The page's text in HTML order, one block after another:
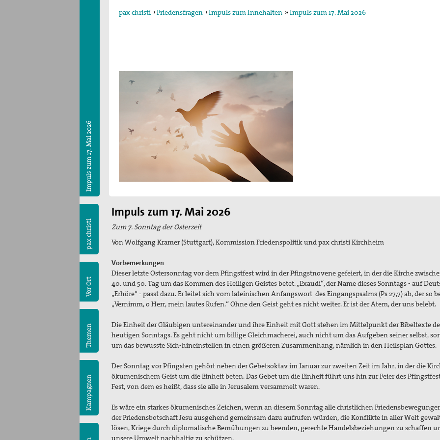
pax christi ›Friedensfragen ›Impuls zum Innehalten »Impuls zum 17. Mai 2026
Impuls zum 17. Mai 2026
pax christi
Vor Ort
Themen
Kampagnen
Impuls zum 17. Mai 2026
Zum 7. Sonntag der Osterzeit
Von Wolfgang Kramer (Stuttgart), Kommission Friedenspolitik und pax christi Kirchheim
Vorbemerkungen
Dieser letzte Ostersonntag vor dem Pfingstfest wird in der Pfingstnovene gefeiert, in der die Kirche
40. und 50. Tag um das Kommen des Heiligen Geistes betet. „Exaudi“, der Name dieses Sonntags - auf
„Erhöre“ - passt dazu. Er leitet sich vom lateinischen Anfangswort des Eingangspsalms (Ps 27,7) ab, der so
„Vernimm, o Herr, mein lautes Rufen.“ Ohne den Geist geht es nicht weiter. Er ist der Atem, der uns belebt.
Die Einheit der Gläubigen untereinander und ihre Einheit mit Gott stehen im Mittelpunkt der Bibeltexte
heutigen Sonntags. Es geht nicht um billige Gleichmacherei, auch nicht um das Aufgeben seiner selbst,
um das bewusste Sich-hineinstellen in einen größeren Zusammenhang, nämlich in den Heilsplan Gottes.
Der Sonntag vor Pfingsten gehört neben der Gebetsoktav im Januar zur zweiten Zeit im Jahr, in der die
ökumenischem Geist um die Einheit beten. Das Gebet um die Einheit führt uns hin zur Feier des
Fest, von dem es heißt, dass sie alle in Jerusalem versammelt waren.
Es wäre ein starkes ökumenisches Zeichen, wenn an diesem Sonntag alle christlichen
der Friedensbotschaft Jesu ausgehend gemeinsam dazu aufrufen würden, die Konflikte in aller Welt
lösen, Kriege durch diplomatische Bemühungen zu beenden, gerechte Handelsbeziehungen zu schaffen
unsere Umwelt nachhaltig zu schützen.